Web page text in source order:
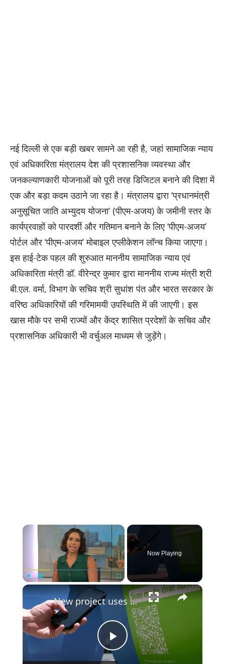
नई दिल्ली से एक बड़ी खबर सामने आ रही है, जहां सामाजिक न्याय
एवं अधिकारिता मंत्रालय देश की प्रशासनिक व्यवस्था और
जनकल्याणकारी योजनाओं को पूरी तरह डिजिटल बनाने की दिशा में
एक और बड़ा कदम उठाने जा रहा है। मंत्रालय द्वारा ‘प्रधानमंत्री
अनुसूचित जाति अभ्युदय योजना’ (पीएम-अजय) के जमीनी स्तर के
कार्यप्रवाहों को पारदर्शी और गतिमान बनाने के लिए ‘पीएम-अजय’
पोर्टल और ‘पीएम-अजय’ मोबाइल एप्लीकेशन लॉन्च किया जाएगा।
इस हाई-टेक पहल की शुरुआत माननीय सामाजिक न्याय एवं
अधिकारिता मंत्री डॉ. वीरेन्द्र कुमार द्वारा माननीय राज्य मंत्री श्री
बी.एल. वर्मा, विभाग के सचिव श्री सुधांश पंत और भारत सरकार के
वरिष्ठ अधिकारियों की गरिमामयी उपस्थिति में की जाएगी। इस
खास मौके पर सभी राज्यों और केंद्र शासित प्रदेशों के सचिव और
प्रशासनिक अधिकारी भी वर्चुअल माध्यम से जुड़ेंगे।
×
Fullscreen
Now Playing
×
Play
New project uses QR Codes and AI to provide latest information about Downtown Stamford